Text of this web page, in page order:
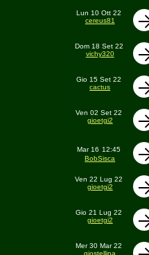
Lun 10 Ott 22
cereus81
Dom 18 Set 22
vichy320
Gio 15 Set 22
cactus
Ven 02 Set 22
gioetgi2
Mar 16 12:45
BobSisca
Ven 22 Lug 22
gioetgi2
Gio 21 Lug 22
gioetgi2
Mer 30 Mar 22
giostellina